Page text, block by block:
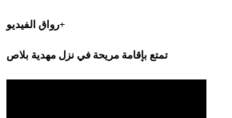
رواق الفيديو+
تمتع بإقامة مريحة في نزل مهدية بلاص